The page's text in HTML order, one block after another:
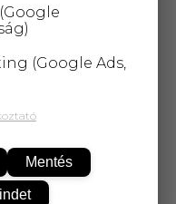
ingyenes kiszállítás!
tehát
a
szabadgyököket,
egészséget,
(Google Ads,
Mentés